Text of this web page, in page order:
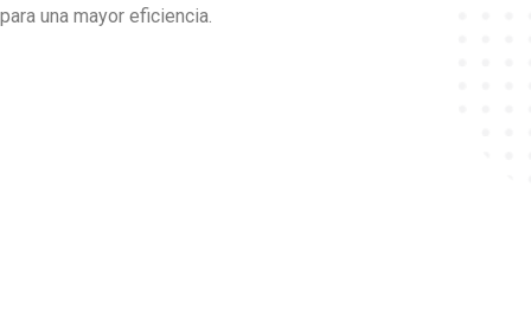
para una mayor eficiencia.